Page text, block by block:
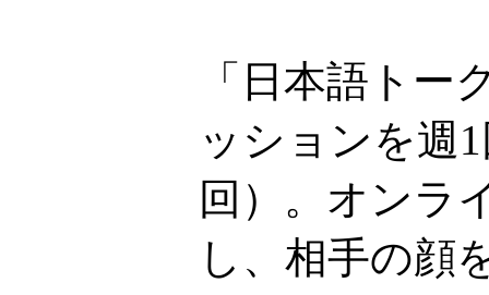
「日本語トー
ッションを週
回）。オンラ
し、相手の顔